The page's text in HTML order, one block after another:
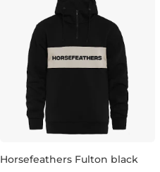
Horsefeathers Fulton black